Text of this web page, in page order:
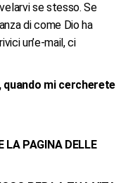
se stesso. Se
di come Dio ha
un’e-mail, ci
mi cercherete
LA PAGINA DELLE